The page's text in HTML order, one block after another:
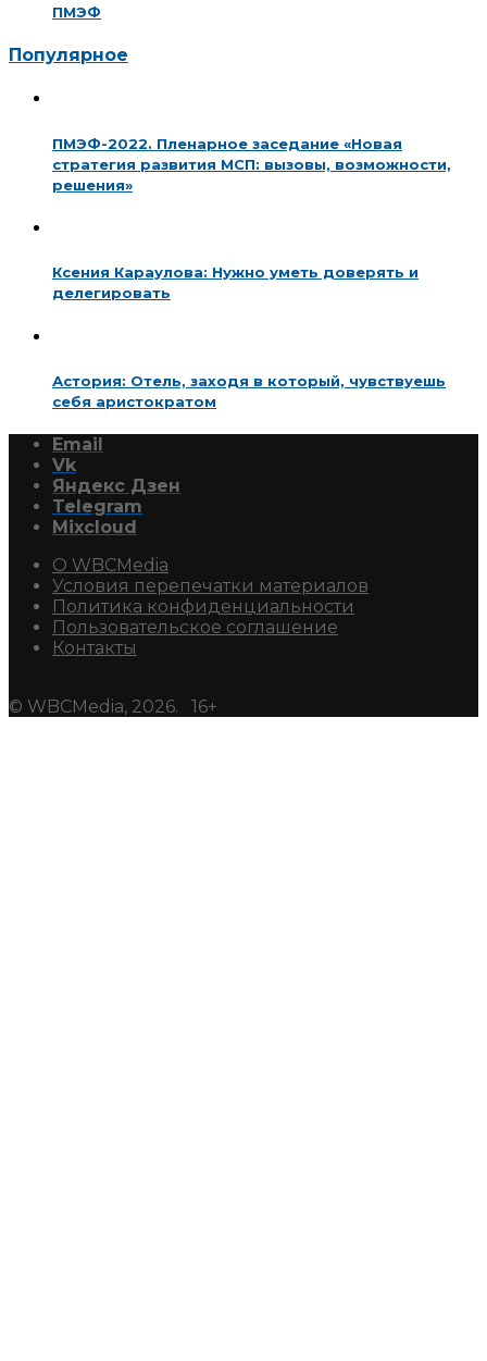
ПМЭФ
Популярное
ПМЭФ-2022. Пленарное заседание «Новая
стратегия развития МСП: вызовы, возможности,
решения»
Ксения Караулова: Нужно уметь доверять и
делегировать
Астория: Отель, заходя в который, чувствуешь
себя аристократом
Email
Vk
Яндекс Дзен
Telegram
Mixcloud
О WBCMedia
Условия перепечатки материалов
Политика конфиденциальности
Пользовательское соглашение
Контакты
© WBCMedia, 2026. 16+